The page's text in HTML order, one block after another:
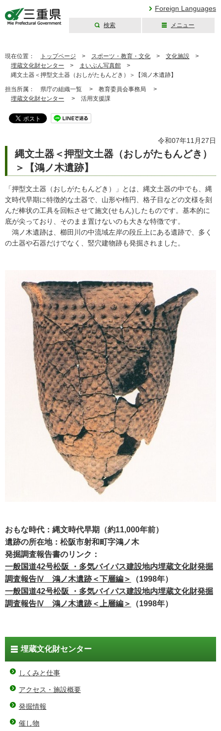
Foreign Languages
検索 メニュー
現在位置： トップページ > スポーツ・教育・文化 > 文化施設 >
埋蔵文化財センター > まいぶん写真館 >
縄文土器＜押型文土器（おしがたもんどき）＞【鴻ノ木遺跡】
担当所属： 県庁の組織一覧 > 教育委員会事務局 >
埋蔵文化財センター > 活用支援課
令和07年11月27日
縄文土器＜押型文土器（おしがたもんどき）
＞【鴻ノ木遺跡】
「押型文土器（おしがたもんどき）」とは、縄文土器の中でも、縄
文時代早期に特徴的な土器で、山形や楕円、格子目などの文様を刻
んだ棒状の工具を回転させて施文(せもん)したものです。基本的に
底が尖っており、そのまま置けないのも大きな特徴です。
鴻ノ木遺跡は、櫛田川の中流域左岸の段丘上にある遺跡で、多く
の土器や石器だけでなく、竪穴建物跡も発掘されました。
おもな時代：縄文時代早期（約11,000年前）
遺跡の所在地：松阪市射和町字鴻ノ木
発掘調査報告書のリンク：
一般国道42号松阪 ・多気バイパス建設地内埋蔵文化財発掘
調査報告Ⅳ 鴻ノ木遺跡＜下層編＞
（1998年）
一般国道42号松阪 ・多気バイパス建設地内埋蔵文化財発掘
調査報告Ⅳ 鴻ノ木遺跡＜上層編＞
（1998年）
埋蔵文化財センター
しくみと仕事
アクセス・施設概要
発掘情報
催し物